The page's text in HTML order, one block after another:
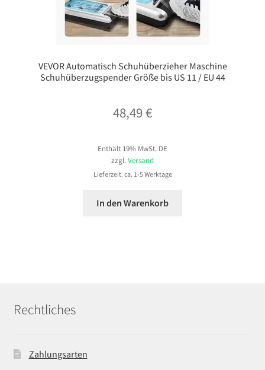
VEVOR Automatisch Schuhüberzieher Maschine
Schuhüberzugspender Größe bis US 11 / EU 44
48,49€
Enthält 19% MwSt. DE
zzgl. Versand
Lieferzeit: ca. 1-5 Werktage
In den Warenkorb
Rechtliches
Zahlungsarten